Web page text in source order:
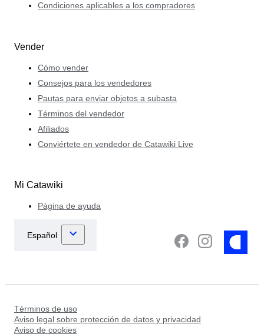
Condiciones aplicables a los compradores
Vender
Cómo vender
Consejos para los vendedores
Pautas para enviar objetos a subasta
Términos del vendedor
Afiliados
Conviértete en vendedor de Catawiki Live
Mi Catawiki
Página de ayuda
Términos de uso
Aviso legal sobre protección de datos y privacidad
Aviso de cookies